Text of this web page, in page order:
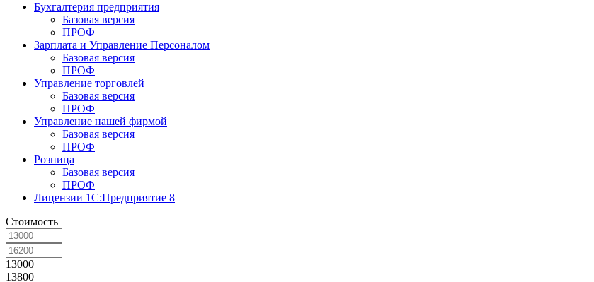
Бухгалтерия предприятия
Базовая версия
ПРОФ
Зарплата и Управление Персоналом
Базовая версия
ПРОФ
Управление торговлей
Базовая версия
ПРОФ
Управление нашей фирмой
Базовая версия
ПРОФ
Розница
Базовая версия
ПРОФ
Лицензии 1С:Предприятие 8
Стоимость
13000
13800